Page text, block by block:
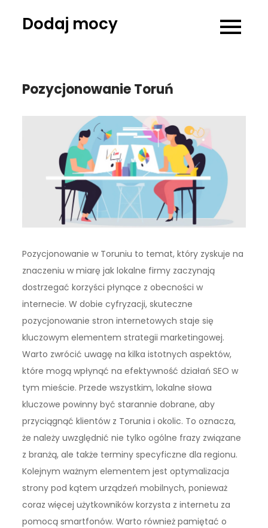
Dodaj mocy
Pozycjonowanie Toruń
Pozycjonowanie w Toruniu to temat, który zyskuje na
znaczeniu w miarę jak lokalne firmy zaczynają
dostrzegać korzyści płynące z obecności w
internecie. W dobie cyfryzacji, skuteczne
pozycjonowanie stron internetowych staje się
kluczowym elementem strategii marketingowej.
Warto zwrócić uwagę na kilka istotnych aspektów,
które mogą wpłynąć na efektywność działań SEO w
tym mieście. Przede wszystkim, lokalne słowa
kluczowe powinny być starannie dobrane, aby
przyciągnąć klientów z Torunia i okolic. To oznacza,
że należy uwzględnić nie tylko ogólne frazy związane
z branżą, ale także terminy specyficzne dla regionu.
Kolejnym ważnym elementem jest optymalizacja
strony pod kątem urządzeń mobilnych, ponieważ
coraz więcej użytkowników korzysta z internetu za
pomocą smartfonów. Warto również pamiętać o